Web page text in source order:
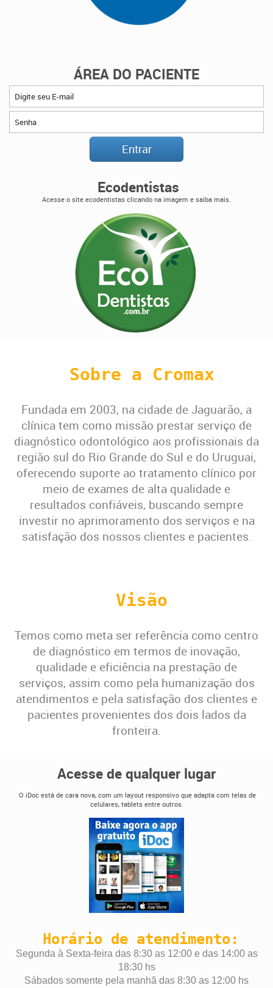
ÁREA DO PACIENTE
Ecodentistas
Acesse o site ecodentistas clicando na imagem e saiba mais.
Sobre a Cromax
Fundada em 2003, na cidade de Jaguarão, a
clínica tem como missão prestar serviço de
diagnóstico odontológico aos profissionais da
região sul do Rio Grande do Sul e do Uruguai,
oferecendo suporte ao tratamento clínico por
meio de exames de alta qualidade e
resultados confiáveis, buscando sempre
investir no aprimoramento dos serviços e na
satisfação dos nossos clientes e pacientes.
Visão
Temos como meta ser referência como centro
de diagnóstico em termos de inovação,
qualidade e eficiência na prestação de
serviços, assim como pela humanização dos
atendimentos e pela satisfação dos clientes e
pacientes provenientes dos dois lados da
fronteira.
Acesse de qualquer lugar
O iDoc está de cara nova, com um layout responsivo que adapta com telas de
celulares, tablets entre outros.
Horário de atendimento:
Segunda à Sexta-feira das 8:30 as 12:00 e das 14:00 as
18:30 hs
Sábados somente pela manhã das 8:30 as 12:00 hs